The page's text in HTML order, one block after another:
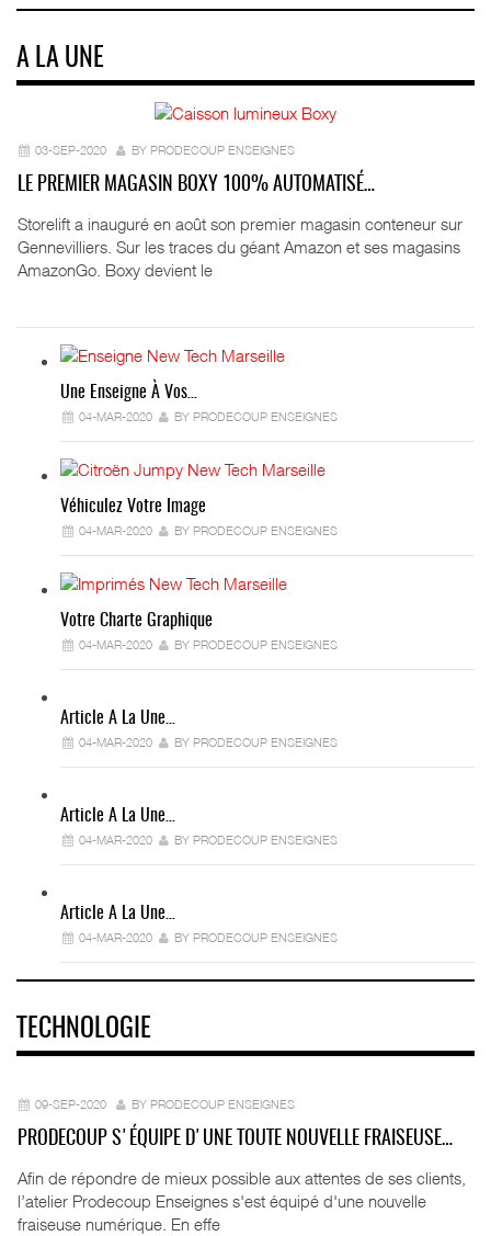
A LA UNE
03-SEP-2020 BY PRODECOUP ENSEIGNES
LE PREMIER MAGASIN BOXY 100% AUTOMATISÉ…
Storelift a inauguré en août son premier magasin conteneur sur
Gennevilliers. Sur les traces du géant Amazon et ses magasins
AmazonGo. Boxy devient le
Une Enseigne À Vos…
04-MAR-2020 BY PRODECOUP ENSEIGNES
Véhiculez Votre Image
04-MAR-2020 BY PRODECOUP ENSEIGNES
Votre Charte Graphique
04-MAR-2020 BY PRODECOUP ENSEIGNES
Article A La Une…
04-MAR-2020 BY PRODECOUP ENSEIGNES
Article A La Une…
04-MAR-2020 BY PRODECOUP ENSEIGNES
Article A La Une…
04-MAR-2020 BY PRODECOUP ENSEIGNES
TECHNOLOGIE
09-SEP-2020 BY PRODECOUP ENSEIGNES
PRODECOUP S'ÉQUIPE D'UNE TOUTE NOUVELLE FRAISEUSE…
Afin de répondre de mieux possible aux attentes de ses clients,
l’atelier Prodecoup Enseignes s'est équipé d'une nouvelle
fraiseuse numérique. En effe